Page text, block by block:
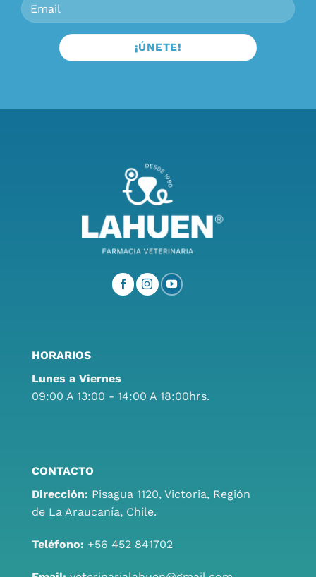
HORARIOS
Lunes a Viernes
09:00 A 13:00 - 14:00 A 18:00hrs.
CONTACTO
Dirección: Pisagua 1120, Victoria, Región
de La Araucanía, Chile.
Teléfono: +56 452 841702